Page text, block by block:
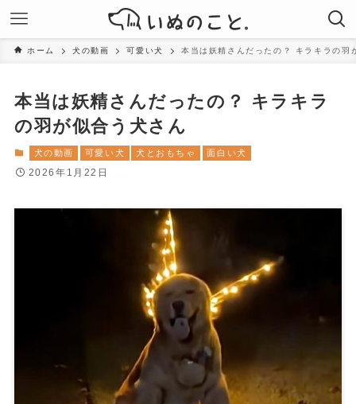
ホーム 犬の動画 可愛い犬 本当は妖精さんだったの？ キラキラの羽
本当は妖精さんだったの？ キラキラ
の羽が似合う犬さん
犬の動画 可愛い犬 犬とおもちゃ 面白い犬
2026年1月22日